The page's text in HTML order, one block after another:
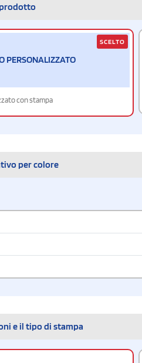
PERSONALIZZATO
con stampa
SCELTO
per colore
e il tipo di stampa